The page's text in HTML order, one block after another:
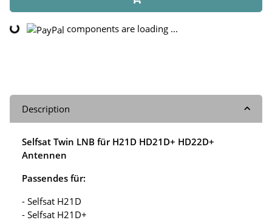
Loading... components are loading ...
Description
Selfsat Twin LNB für H21D HD21D+ HD22D+
Antennen
Passendes für:
- Selfsat H21D
- Selfsat H21D+